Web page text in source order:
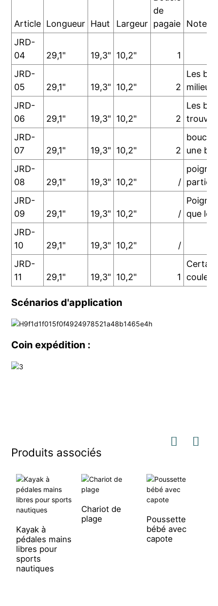
Article Longueur Haut Largeur
de
pagaie
Note:
JRD-
04
29,1" 19,3" 10,2"
1
JRD-
05
29,1" 19,3" 10,2" 2
Les
milieu
JRD-
06
29,1" 19,3" 10,2" 2
Les
JRD-
07
29,1" 19,3" 10,2" 2
une
JRD-
08
29,1" 19,3" 10,2" / parties
JRD-
09
29,1" 19,3" 10,2" / que le
JRD-
10
29,1" 19,3" 10,2"
/
JRD-
11
29,1" 19,3" 10,2" 1
Scénarios d'application
Coin expédition :
Produits associés
Kayak à
pédales mains
libres pour
sports
nautiques
Chariot de
plage
Poussette
bébé avec
capote